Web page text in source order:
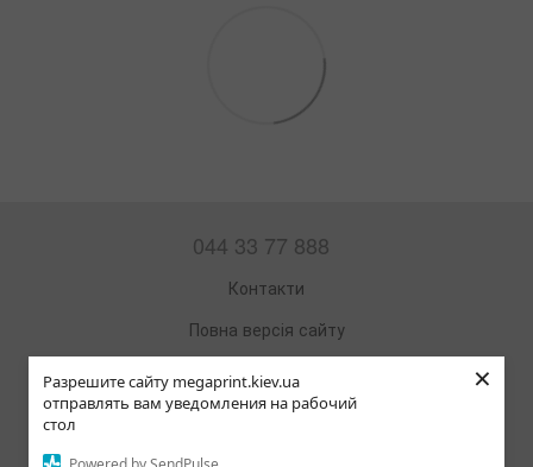
Разрешите сайту megaprint.kiev.ua
отправлять вам уведомления на рабочий
стол
×
044 33 77 888
Контакти
Повна версія сайту
Мапа сайту
© 2002—2026